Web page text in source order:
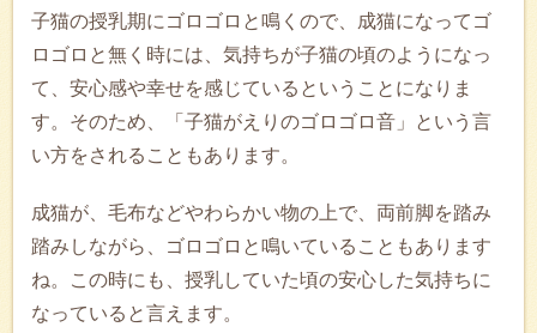
子猫の授乳期にゴロゴロと鳴くので、成猫になってゴ
ロゴロと無く時には、気持ちが子猫の頃のようになっ
て、安心感や幸せを感じているということになりま
す。そのため、「子猫がえりのゴロゴロ音」という言
い方をされることもあります。
成猫が、毛布などやわらかい物の上で、両前脚を踏み
踏みしながら、ゴロゴロと鳴いていることもあります
ね。この時にも、授乳していた頃の安心した気持ちに
なっていると言えます。